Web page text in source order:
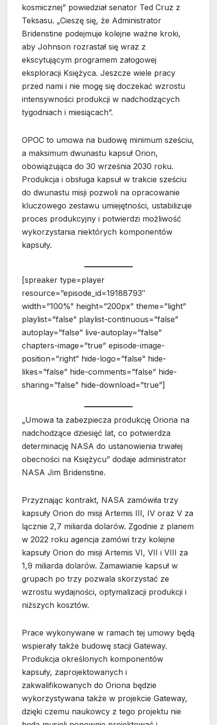
kosmicznej” powiedział senator Ted Cruz z
Teksasu. „Cieszę się, że Administrator
Bridenstine podejmuje kolejne ważne kroki,
aby Johnson rozrastał się wraz z
ekscytującym programem załogowej
eksploracji Księżyca. Jeszcze wiele pracy
przed nami i nie mogę się doczekać wzrostu
intensywności produkcji w nadchodzących
tygodniach i miesiącach”.
OPOC to umowa na budowę minimum sześciu,
a maksimum dwunastu kapsuł Orion,
obowiązująca do 30 września 2030 roku.
Produkcja i obsługa kapsuł w trakcie sześciu
do dwunastu misji pozwoli na opracowanie
kluczowego zestawu umiejętności, ustabilizuje
proces produkcyjny i potwierdzi możliwość
wykorzystania niektórych komponentów
kapsuły.
[spreaker type=player
resource=”episode_id=19188793″
width=”100%” height=”200px” theme=”light”
playlist=”false” playlist-continuous=”false”
autoplay=”false” live-autoplay=”false”
chapters-image=”true” episode-image-
position=”right” hide-logo=”false” hide-
likes=”false” hide-comments=”false” hide-
sharing=”false” hide-download=”true”]
„Umowa ta zabezpiecza produkcję Oriona na
nadchodzące dziesięć lat, co potwierdza
determinację NASA do ustanowienia trwałej
obecności na Księżycu” dodaje administrator
NASA Jim Bridenstine.
Przyznając kontrakt, NASA zamówiła trzy
kapsuły Orion do misji Artemis III, IV oraz V za
lącznie 2,7 miliarda dolarów. Zgodnie z planem
w 2022 roku agencja zamówi trzy kolejne
kapsuły Orion do misji Artemis VI, VII i VIII za
1,9 miliarda dolarów. Zamawianie kapsuł w
grupach po trzy pozwala skorzystać ze
wzrostu wydajności, optymalizacji produkcji i
niższych kosztów.
Prace wykonywane w ramach tej umowy będą
wspierały także budowę stacji Gateway.
Produkcja określonych komponentów
kapsuły, zaprojektowanych i
zakwalifikowanych do Oriona będzie
wykorzystywana także w projekcie Gateway,
dzięki czemu naukowcy z tego projektu nie